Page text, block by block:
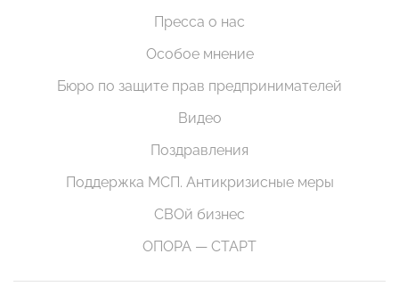
Пресса о нас
Особое мнение
Бюро по защите прав предпринимателей
Видео
Поздравления
Поддержка МСП. Антикризисные меры
СВОй бизнес
ОПОРА — СТАРТ